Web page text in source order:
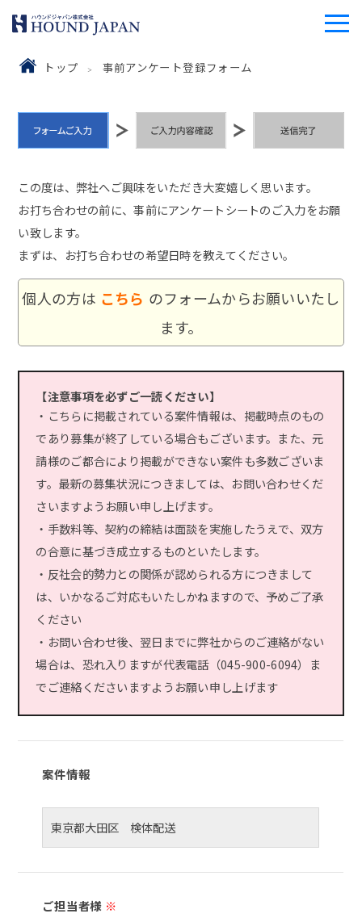
トップ 事前アンケート登録フォーム
この度は、弊社へご興味をいただき大変嬉しく思います。
お打ち合わせの前に、事前にアンケートシートのご入力をお願
い致します。
まずは、お打ち合わせの希望日時を教えてください。
個人の方は こちら のフォームからお願いいたし
ます。
【注意事項を必ずご一読ください】
・こちらに掲載されている案件情報は、掲載時点のもの
であり募集が終了している場合もございます。また、元
請様のご都合により掲載ができない案件も多数ございま
す。最新の募集状況につきましては、お問い合わせくだ
さいますようお願い申し上げます。
・手数料等、契約の締結は面談を実施したうえで、双方
の合意に基づき成立するものといたします。
・反社会的勢力との関係が認められる方につきまして
は、いかなるご対応もいたしかねますので、予めご了承
ください
・お問い合わせ後、翌日までに弊社からのご連絡がない
場合は、恐れ入りますが代表電話（045-900-6094）ま
でご連絡くださいますようお願い申し上げます
案件情報
ご担当者様 ※